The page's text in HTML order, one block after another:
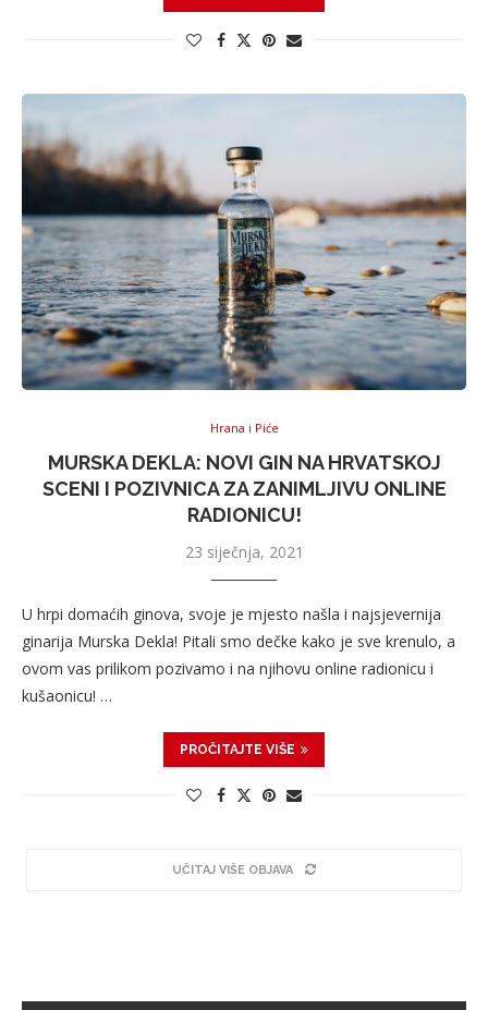
Hrana i Piće
MURSKA DEKLA: NOVI GIN NA HRVATSKOJ
SCENI I POZIVNICA ZA ZANIMLJIVU ONLINE
RADIONICU!
23 siječnja, 2021
U hrpi domaćih ginova, svoje je mjesto našla i najsjevernija
ginarija Murska Dekla! Pitali smo dečke kako je sve krenulo, a
ovom vas prilikom pozivamo i na njihovu online radionicu i
kušaonicu! …
PROČITAJTE VIŠE
UČITAJ VIŠE OBJAVA